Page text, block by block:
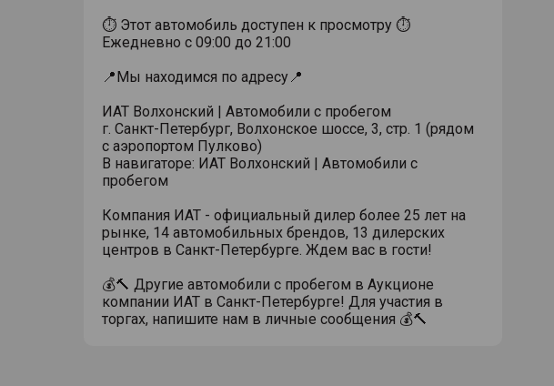
⏱ Этот автомобиль доступен к просмотру ⏱
Ежедневно с 09:00 до 21:00
📍Мы находимся по адресу📍
ИАТ Волхонский | Автомобили с пробегом
г. Санкт-Петербург, Волхонское шоссе, 3, стр. 1 (рядом
с аэропортом Пулково)
В навигаторе: ИАТ Волхонский | Автомобили с
пробегом
Компания ИАТ - официальный дилер более 25 лет на
рынке, 14 автомобильных брендов, 13 дилерских
центров в Санкт-Петербурге. Ждем вас в гости!
💰🔨 Другие автомобили с пробегом в Аукционе
компании ИАТ в Санкт-Петербурге! Для участия в
торгах, напишите нам в личные сообщения 💰🔨